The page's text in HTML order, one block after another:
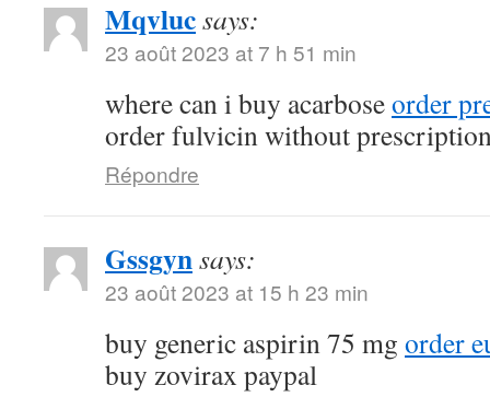
Mqvlucsays:
23 août 2023 at 7 h 51 min
where can i buy acarboseorder
order fulvicin without
Répondre
Gssgynsays:
23 août 2023 at 15 h 23 min
buy generic aspirin 75 mg order
buy zovirax paypal